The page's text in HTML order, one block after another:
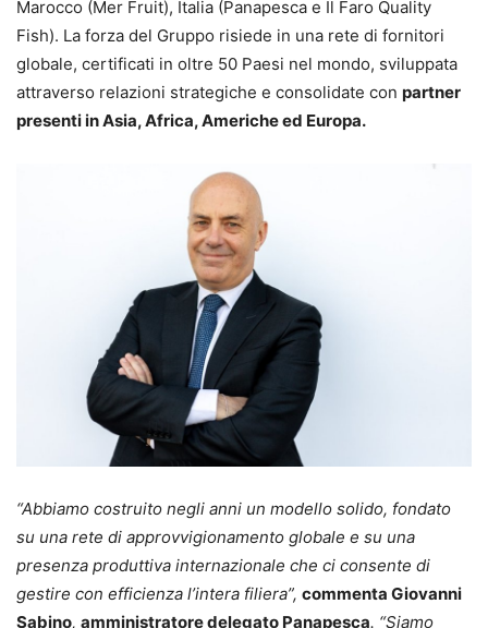
Marocco (Mer Fruit), Italia (Panapesca e Il Faro Quality
Fish). La forza del Gruppo risiede in una rete di fornitori
globale, certificati in oltre 50 Paesi nel mondo, sviluppata
attraverso relazioni strategiche e consolidate con partner
presenti in Asia, Africa, Americhe ed Europa.
“Abbiamo costruito negli anni un modello solido, fondato
su una rete di approvvigionamento globale e su una
presenza produttiva internazionale che ci consente di
gestire con efficienza l’intera filiera”, commenta Giovanni
Sabino, amministratore delegato Panapesca. “Siamo